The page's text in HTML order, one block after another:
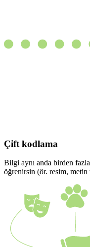
Çift kodlama
Bilgi aynı anda birden
öğrenirsin (ör. resim, metin